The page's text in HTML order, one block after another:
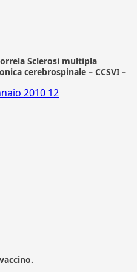
Sclerosi multipla
cerebrospinale – CCSVI –
2010 12